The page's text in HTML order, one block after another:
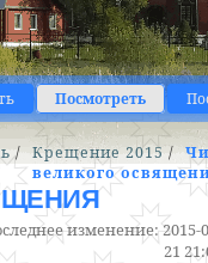
Посмотреть
/Крещение 2015 /
великого
изменение:2015-
21